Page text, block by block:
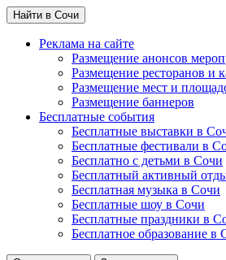
Найти в Сочи
Реклама на сайте
Размещение анонсов
Размещение ресторанов и
Размещение мест и
Размещение баннеров
Бесплатные события
Бесплатные выставки в
Бесплатные фестивали в
Бесплатно с детьми в Сочи
Бесплатный активный
Бесплатная музыка в Сочи
Бесплатные шоу в Сочи
Бесплатные праздники в
Бесплатное образование в